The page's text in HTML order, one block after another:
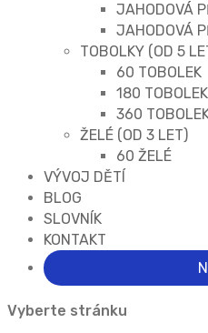
JAHODOVÁ
JAHODOVÁ
TOBOLKY (OD 5
60 TOBOLEK
180 TOBOLEK
360
ŽELÉ (OD 3 LET)
60 ŽELÉ
VÝVOJ DĚTÍ
BLOG
SLOVNÍK
KONTAKT
Vyberte stránku